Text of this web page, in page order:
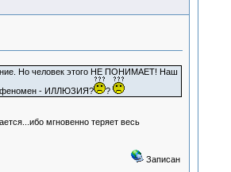
Но человек этого НЕ ПОНИМАЕТ! Наш
феномен - ИЛЛЮЗИЯ?
?
мгновенно теряет весь
Записан